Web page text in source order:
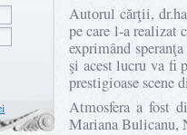
Autorul cărţii,
pe care l-a realizat
exprimând
şi acest lucru va fi
prestigioase scene
Atmosfera a fost
Mariana Bulicanu,